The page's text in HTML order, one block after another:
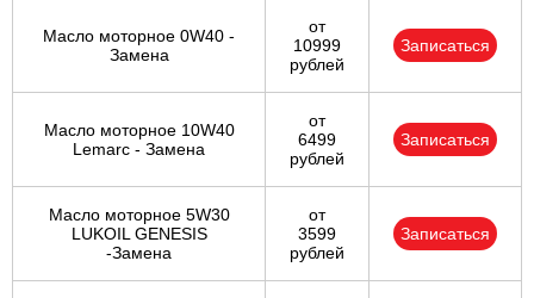
Челябинск
Череповец
Ярославль
Масло моторное 0W40 -
Замена
от
10999
рублей
Записаться
Масло моторное 10W40
Lemarc - Замена
от
6499
рублей
Записаться
Масло моторное 5W30
LUKOIL GENESIS
-Замена
от
3599
рублей
Записаться